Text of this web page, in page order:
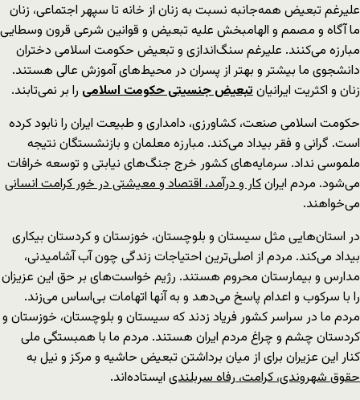
علیرغم تبعیض همه‌جانبه نسبت به زنان از خانه تا سپهر اجتماعی، زنان
ما آگاه و مصمم و الهامبخش علیه تبعیض و قوانین شرعی قرون وسطایی
مبارزه می‌کنند. علیرغم سنگ‌اندازی و تبعیض حکومت اسلامی دختران
دانشجوی ما بیشتر و بهتر از پسران در محیط‌های آموزش عالی هستند.
زنان و اکثریت ایرانیانتبعیض جنسیتی حکومت اسلامی را بر نمی‌تابند.
حکومت اسلامی صنعت، کشاورزی، دامداری و طبیعت ایران را نابود کرده
است. گرانی و فقر بیداد می‌کند. مبارزه معلمان و بازنشستگان نتیجه
ملموسی نداد. سرمایه‌های کشور خرج جنگ‌های نیابتی و توسعه خرافات
می‌شود. مردم ایرانکار و درآمد، اقتصاد و معیشتی در خور کرامت انسانی
می‌خواهند.
در استان‌هایی مثل سیستان و بلوچستان، خوزستان و کردستان بیکاری
بیداد می‌کند. مردم از اصلی‌ترین احتیاجات زندگی چون آب آشامیدنی،
مدارس و بیمارستان محروم هستند. رژیم خواست‌های بر حق این عزیزان
را با سرکوب و اعدام پاسخ می‌دهد و به آنها اتهامات بی‌اساس می‌زند.
مردم ما در سراسر کشور فریاد زدند که سیستان و بلوچستان، خوزستان و
کردستان چشم و چراغ مردم ایران هستند. مردم ما با همبستگی ملی
کنار این عزیران برای از میان برداشتن تبعیض حاشیه و مرکز و نیل به
حقوق شهروندی، کرامت، رفاه سربلندی ایستاده‌اند.